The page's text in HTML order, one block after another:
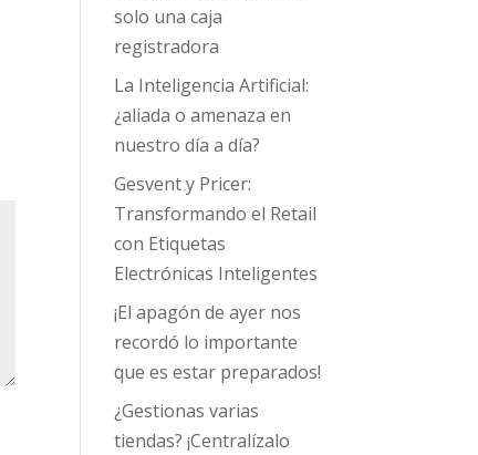
solo una caja
registradora
La Inteligencia Artificial:
¿aliada o amenaza en
nuestro día a día?
Gesvent y Pricer:
Transformando el Retail
con Etiquetas
Electrónicas Inteligentes
¡El apagón de ayer nos
recordó lo importante
que es estar preparados!
¿Gestionas varias
tiendas? ¡Centralízalo